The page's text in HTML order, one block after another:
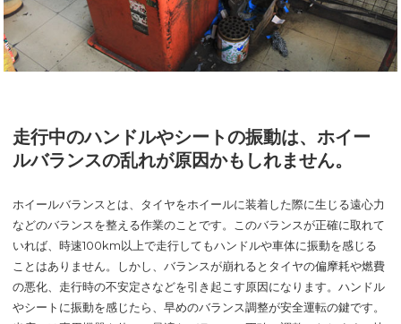
走行中のハンドルやシートの振動は、ホイー
ルバランスの乱れが原因かもしれません。
ホイールバランスとは、タイヤをホイールに装着した際に生じる遠心力
などのバランスを整える作業のことです。このバランスが正確に取れて
いれば、時速100km以上で走行してもハンドルや車体に振動を感じる
ことはありません。しかし、バランスが崩れるとタイヤの偏摩耗や燃費
の悪化、走行時の不安定さなどを引き起こす原因になります。ハンドル
やシートに振動を感じたら、早めのバランス調整が安全運転の鍵です。